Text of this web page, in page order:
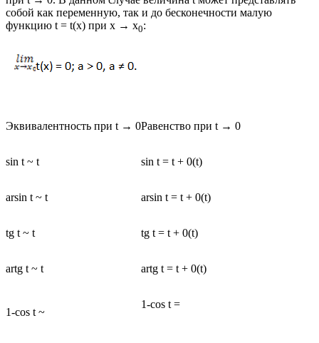
собой как переменную, так и до бесконечности малую
функцию t = t(x) при x → x0:
Эквивалентность при t → 0Равенство при t → 0
sin t ~ t sin t = t + 0(t)
arsin t ~ t arsin t = t + 0(t)
tg t ~ t tg t = t + 0(t)
artg t ~ t artg t = t + 0(t)
1-cos t ~
1-cos t =